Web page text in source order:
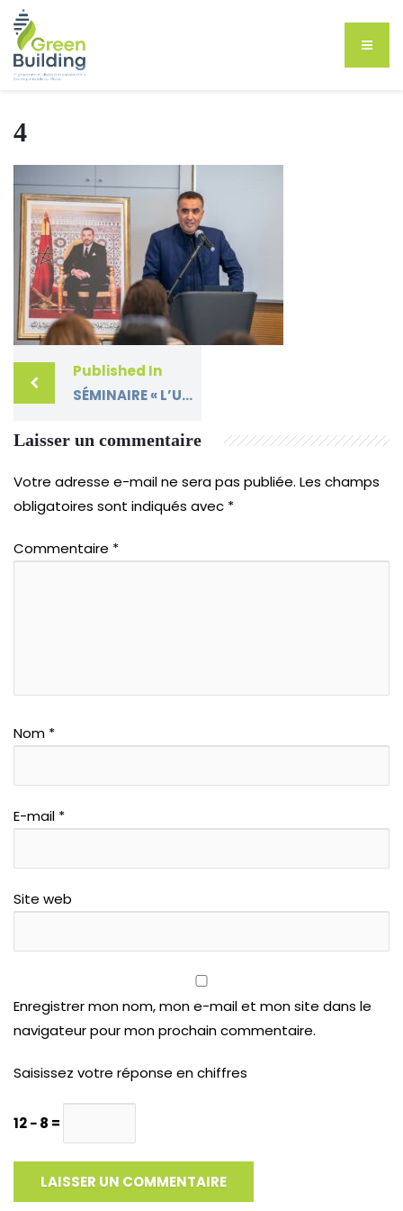
4
Published In
SÉMINAIRE « L’URBANISME AUGMENTÉ AU MAROC : COMMENT ALLIER INNOVATION ET DURABILITÉ ?
Laisser un commentaire
Votre adresse e-mail ne sera pas publiée. Les champs
obligatoires sont indiqués avec *
Commentaire *
Nom *
E-mail *
Site web
Enregistrer mon nom, mon e-mail et mon site dans le
navigateur pour mon prochain commentaire.
Saisissez votre réponse en chiffres
12 − 8 =